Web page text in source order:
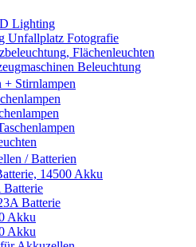
Lighting
Unfallplatz Fotografie
Flächenleuchten
Beleuchtung
+ Stirnlampen
/ Batterien
14500 Akku
Batterie
Akku
Akku